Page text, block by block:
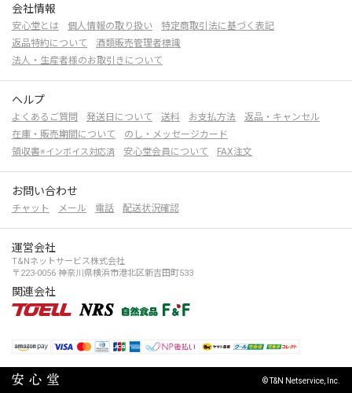
会社情報
安心堂とは 個人情報の取り扱い
特定商取引法に基づく表記
返品特約について
酒類販売管理者標識
法人・生産者様のお取引きについて
ヘルプ
よくあるご質問 発送日について 送料 お支払方法
返品・キャンセル
在庫・販売期間について
のし・メッセージカード
領収書※インボイス対応済 安心堂会員について FAX注文
お問い合わせ
チャット メール 電話 配送状況確認
運営会社
T&Nネットサービス株式会社
〒223-0056 神奈川県横浜市港北区新吉田町533
関連会社
© T&N Netservice, Inc.